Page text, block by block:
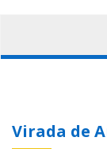
Virada de